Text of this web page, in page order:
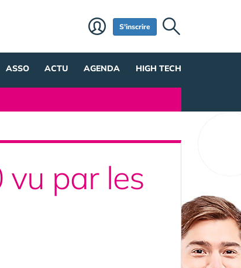
S'inscrire
ASSO ACTU AGENDA HIGH TECH
par les